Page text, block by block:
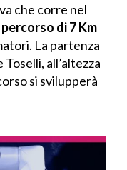
che corre nel
percorso di 7 Km
La partenza
all’altezza
si svilupperà